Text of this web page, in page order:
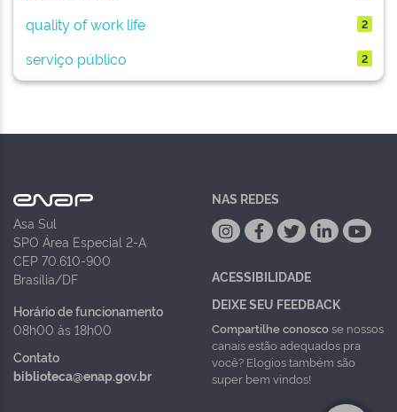
quality of work life 2
serviço público 2
Asa Sul
SPO Área Especial 2-A
CEP 70.610-900
Brasília/DF
Horário de funcionamento
08h00 às 18h00
Contato
biblioteca@enap.gov.br
NAS REDES
ACESSIBILIDADE
DEIXE SEU FEEDBACK
Compartilhe conoscose nossos
canais estão adequados pra
você? Elogios também são
super bem vindos!